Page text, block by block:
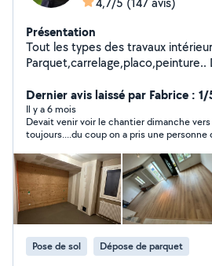
Présentation
Tout les types des travaux
Dernier avis laissé par Fabrice : 1/
Il y a 6 mois
Devait venir voir le chantier dimanche
toujours....du coup on a pris une personne
pour la suite
Pose de sol Dépose de parquet